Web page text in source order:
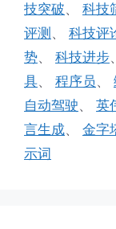
技突破、 科技
评测 、 科技评
势、 科技进步
具、 程序员 、
自动驾驶、 英
言生成、 金字
示词